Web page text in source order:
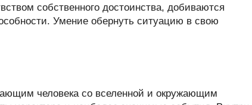
собственного достоинства, добиваются
Умение обернуть ситуацию в свою
человека со вселенной и окружающим